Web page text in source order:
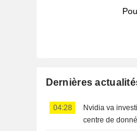
Dernières
04:28
Nvidia va
centre de